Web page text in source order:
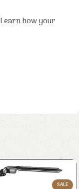
Learn how your
SALE